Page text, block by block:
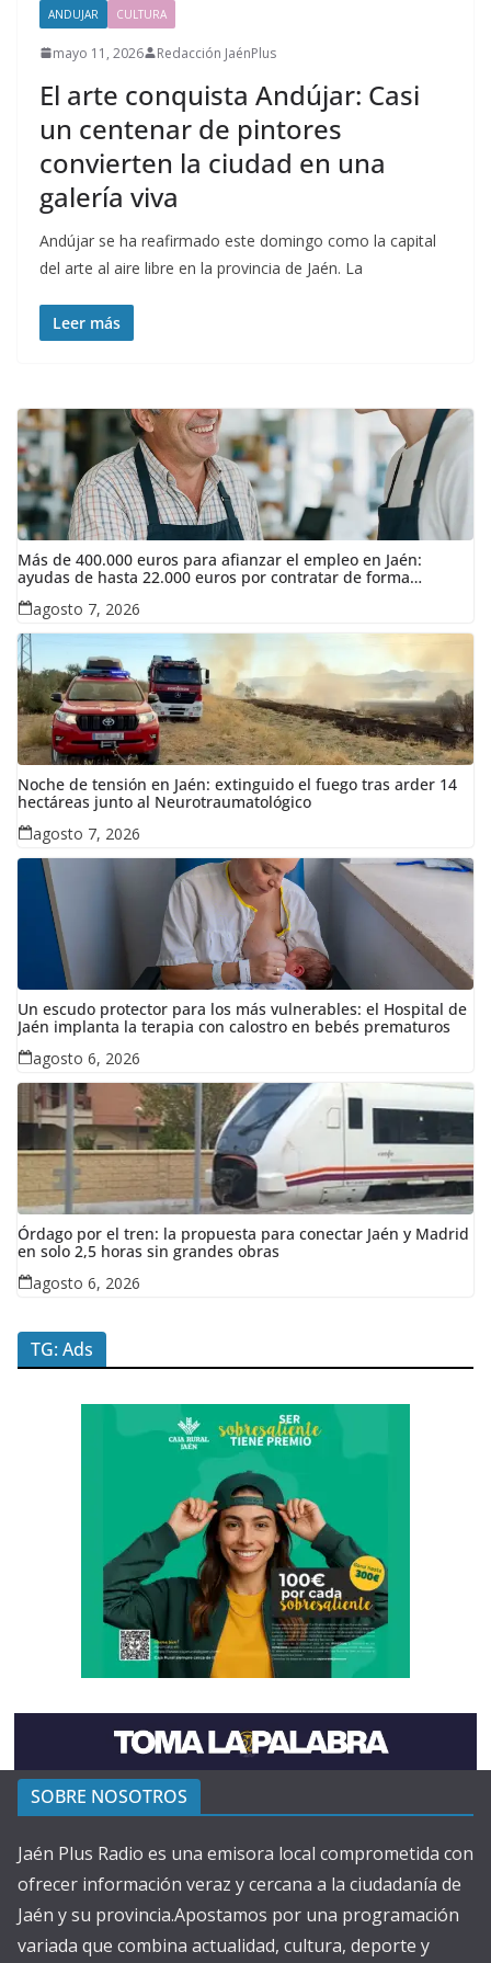
ANDUJAR CULTURA
mayo 11, 2026 Redacción JaénPlus
El arte conquista Andújar: Casi
un centenar de pintores
convierten la ciudad en una
galería viva
Andújar se ha reafirmado este domingo como la capital
del arte al aire libre en la provincia de Jaén. La
Leer más
Más de 400.000 euros para afianzar el empleo en Jaén:
ayudas de hasta 22.000 euros por contratar de forma
agosto 7, 2026
Noche de tensión en Jaén: extinguido el fuego tras arder 14
hectáreas junto al Neurotraumatológico
agosto 7, 2026
Un escudo protector para los más vulnerables: el Hospital de
Jaén implanta la terapia con calostro en bebés prematuros
agosto 6, 2026
Órdago por el tren: la propuesta para conectar Jaén y Madrid
en solo 2,5 horas sin grandes obras
agosto 6, 2026
TG: Ads
SOBRE NOSOTROS
Jaén Plus Radio es una emisora local comprometida con
ofrecer información veraz y cercana a la ciudadanía de
Jaén y su provincia.Apostamos por una programación
variada que combina actualidad, cultura, deporte y